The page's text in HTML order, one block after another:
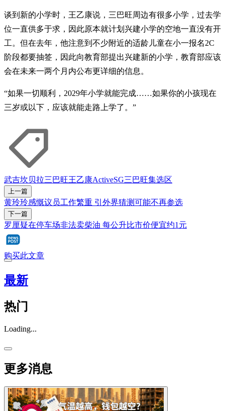
谈到新的小学时，王乙康说，三巴旺周边有很多小学，过去学
位一直供多于求，因此原本就计划兴建小学的空地一直没有开
工。但在去年，他注意到不少附近的适龄儿童在小一报名2C
阶段都要抽签，因此向教育部提出兴建新的小学，教育部应该
会在未来一两个月内公布更详细的信息。
“如果一切顺利，2029年小学就能完成……如果你的小孩现在
三岁或以下，应该就能走路上学了。”
武吉坎贝拉三巴旺王乙康ActiveSG三巴旺集选区
上一篇
黄玲玲感慨议员工作繁重 引外界猜测可能不再参选
下一篇
罗厘疑在停车场非法卖柴油 每公升比市价便宜约1元
购买此文章
最新
热门
Loading...
更多消息